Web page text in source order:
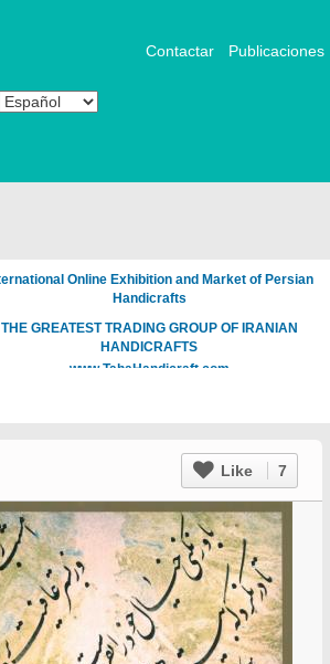
Contactar Publicaciones
Online Exhibition and Market of Persian
Handicrafts
THE GREATEST TRADING GROUP OF IRANIAN
HANDICRAFTS
www.TahaHandicraft.com
Like 7